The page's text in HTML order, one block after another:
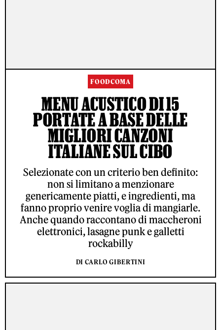
FOODCOMA
MENU ACUSTICO DI 15
PORTATE A BASE DELLE
MIGLIORI CANZONI
ITALIANE SUL CIBO
Selezionate con un criterio ben definito:
non si limitano a menzionare
genericamente piatti, e ingredienti, ma
fanno proprio venire voglia di mangiarle.
Anche quando raccontano di maccheroni
elettronici, lasagne punk e galletti
rockabilly
DI CARLO GIBERTINI